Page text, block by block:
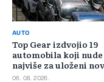
AUTO
Top Gear izdvojio 19
automobila koji nude
najviše za uloženi
06. 08. 2026.